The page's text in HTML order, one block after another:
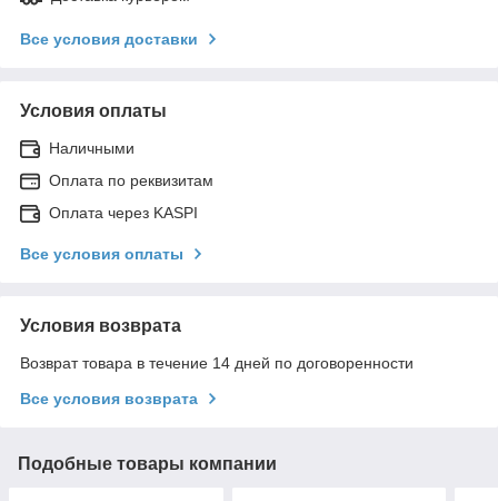
Все условия доставки
Условия оплаты
Наличными
Оплата по реквизитам
Оплата через KASPI
Все условия оплаты
Условия возврата
Возврат товара в течение 14 дней по договоренности
Все условия возврата
Подобные товары компании